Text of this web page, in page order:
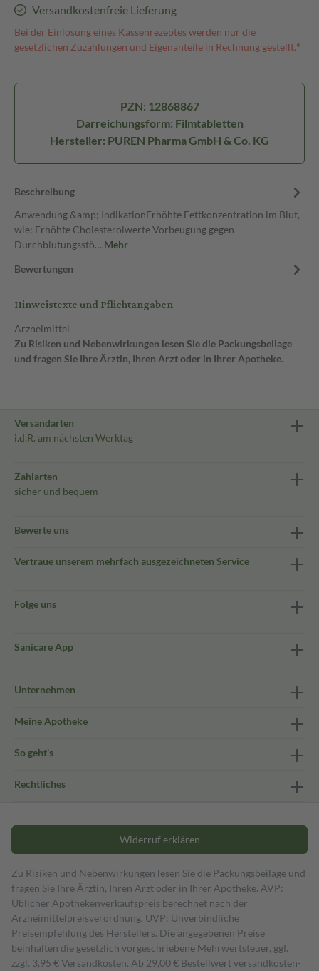
Versandkostenfreie Lieferung
Bei der Einlösung eines Kassenrezeptes werden nur die
gesetzlichen Zuzahlungen und Eigenanteile in Rechnung gestellt.⁴
PZN: 12868867
Darreichungsform: Filmtabletten
Hersteller: PUREN Pharma GmbH & Co. KG
Beschreibung
Anwendung &amp; IndikationErhöhte Fettkonzentration im Blut,
wie: Erhöhte Cholesterolwerte Vorbeugung gegen
Durchblutungsstö… Mehr
Bewertungen
Hinweistexte und Pflichtangaben
Arzneimittel
Zu Risiken und Nebenwirkungen lesen Sie die Packungsbeilage
und fragen Sie Ihre Ärztin, Ihren Arzt oder in Ihrer Apotheke.
Versandarten
i.d.R. am nächsten Werktag
Zahlarten
sicher und bequem
Bewerte uns
Vertraue unserem mehrfach ausgezeichneten Service
Folge uns
Sanicare App
Unternehmen
Meine Apotheke
So geht's
Rechtliches
Widerruf erklären
Zu Risiken und Nebenwirkungen lesen Sie die Packungsbeilage und
fragen Sie Ihre Ärztin, Ihren Arzt oder in Ihrer Apotheke. AVP:
Üblicher Apothekenverkaufspreis berechnet nach der
Arzneimittelpreisverordnung. UVP: Unverbindliche
Preisempfehlung des Herstellers. Die angegebenen Preise
beinhalten die gesetzlich vorgeschriebene Mehrwertsteuer, ggf.
zzgl. 3,95 € Versandkosten. Ab 29,00 € Bestell­wert versand­kosten­